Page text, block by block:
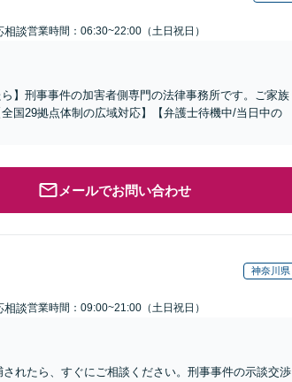
相談営業時間：06:30~22:00（土日祝日）
】刑事事件の加害者側専門の法律事務所です。ご家族
国29拠点体制の広域対応】【弁護士待機中/当日中の
メールでお問い合わせ
神奈川県
相談営業時間：09:00~21:00（土日祝日）
れたら、すぐにご相談ください。刑事事件の示談交渉